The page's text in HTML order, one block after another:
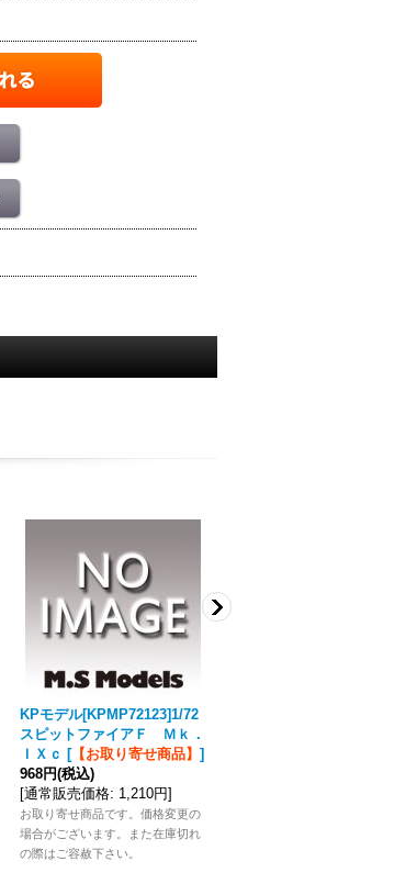
KPモデル[KPMP72123]1/72
スピットファイアＦ Ｍｋ．
ＩＸｃ [【お取り寄せ商品】 ]
968円(税込)
[通常販売価格: 1,210円]
お取り寄せ商品です。価格変更の
場合がございます。また在庫切れ
の際はご容赦下さい。